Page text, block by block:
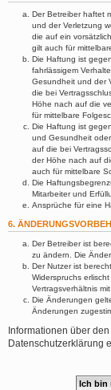
Der Betreiber haftet
und der Verletzung
die auf ein
gilt auch für
Die Haftung ist
fahrlässigem
Gesundheit und der
die bei
Höhe nach auf die
für mittelbare
Die Haftung ist
und Gesundheit
auf die bei
der Höhe nach auf
auch für mittelbare
Die
Mitarbeiter und
Ansprüche für eine
6.
Der Betreiber ist
zu ändern. Die
Der Nutzer ist
Widerspruchs
Vertragsverhältnis
Die Änderungen
Änderungen
Informationen über
Datenschutzerklärung